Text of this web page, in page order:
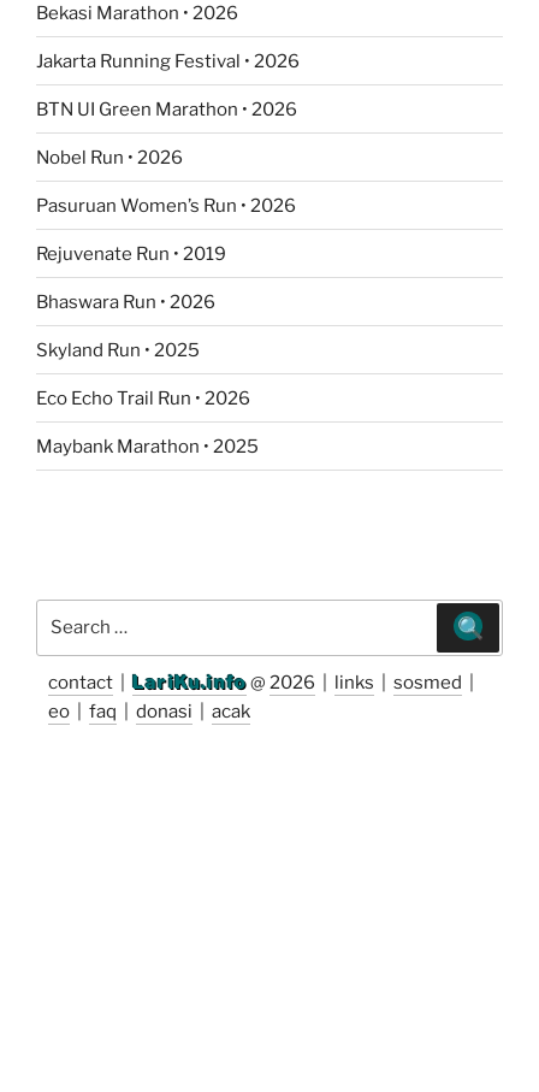
Bekasi Marathon • 2026
Jakarta Running Festival • 2026
BTN UI Green Marathon • 2026
Nobel Run • 2026
Pasuruan Women’s Run • 2026
Rejuvenate Run • 2019
Bhaswara Run • 2026
Skyland Run • 2025
Eco Echo Trail Run • 2026
Maybank Marathon • 2025
contact
LariKu.info@2026 links |sosmed
eo
faq donasi acak